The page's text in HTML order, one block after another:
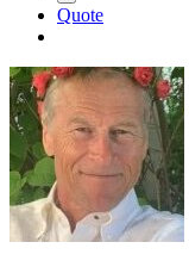
Quote